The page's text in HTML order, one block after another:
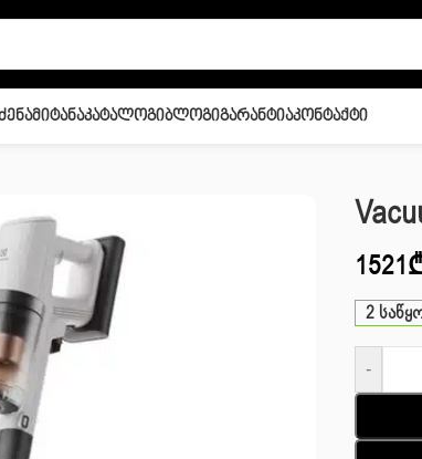
ᲛიტანაᲙატალოგიᲑლოგიᲒარანტიაᲙონტაქტი
1521
2
-